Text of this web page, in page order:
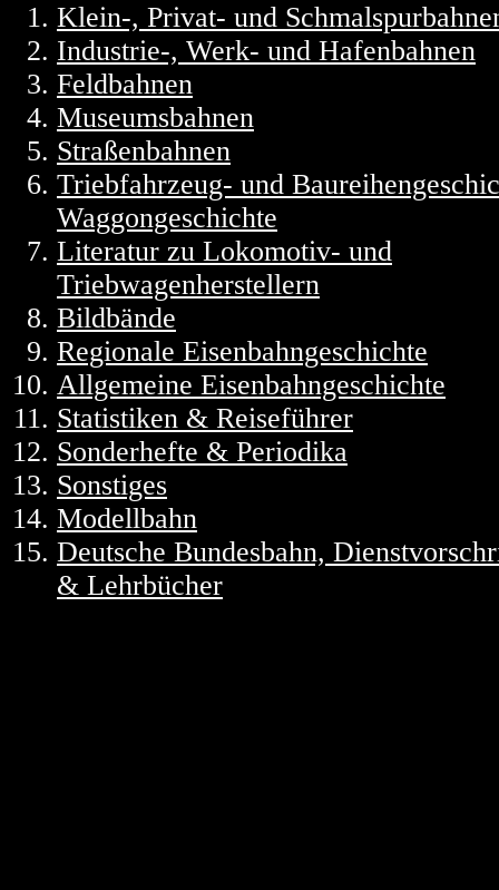
Klein-, Privat- und
Industrie-, Werk- und Hafenbahnen
Feldbahnen
Museumsbahnen
Straßenbahnen
Triebfahrzeug- und
Waggongeschichte
Literatur zu Lokomotiv- und
Triebwagenherstellern
Bildbände
Regionale Eisenbahngeschichte
Allgemeine Eisenbahngeschichte
Statistiken & Reiseführer
Sonderhefte & Periodika
Sonstiges
Modellbahn
Deutsche Bundesbahn,
& Lehrbücher